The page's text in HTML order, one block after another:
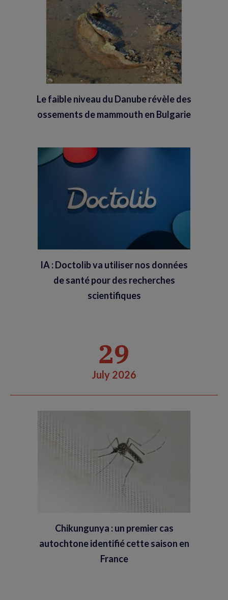
Le faible niveau du Danube révèle des
ossements de mammouth en Bulgarie
IA : Doctolib va utiliser nos données
de santé pour des recherches
scientifiques
29
July 2026
Chikungunya : un premier cas
autochtone identifié cette saison en
France